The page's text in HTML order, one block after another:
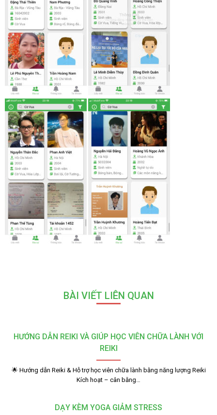
BÀI VIẾT LIÊN QUAN
HƯỚNG DẪN REIKI VÀ GIÚP HỌC VIÊN CHỮA LÀNH VỚI
REIKI
🌟 Hướng dẫn Reiki & Hỗ trợ học viên chữa lành bằng năng lượng Reiki
Kích hoạt – cân bằng…
DẠY KÈM YOGA GIẢM STRESS